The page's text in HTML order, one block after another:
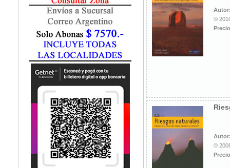
Negocios
Periodismo
Política
Programación
Psicología
Química
Recursos Humanos
Redes / LAN / WiFi
Sociología
©
©